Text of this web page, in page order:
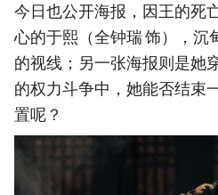
今日也公开海报，因王的死
心的于熙（全钟瑞 饰），沉
的视线；另一张海报则是她
的权力斗争中，她能否结束
置呢？